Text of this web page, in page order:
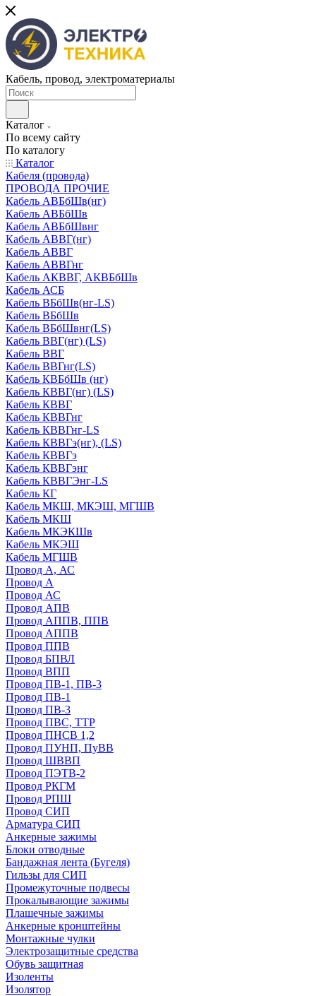
Кабель, провод, электроматериалы
Каталог
По всему сайту
По каталогу
Каталог
Кабеля (провода)
ПРОВОДА ПРОЧИЕ
Кабель АВБбШв(нг)
Кабель АВБбШв
Кабель АВБбШвнг
Кабель АВВГ(нг)
Кабель АВВГ
Кабель АВВГнг
Кабель АКВВГ, АКВБбШв
Кабель АСБ
Кабель ВБбШв(нг-LS)
Кабель ВБбШв
Кабель ВБбШвнг(LS)
Кабель ВВГ(нг) (LS)
Кабель ВВГ
Кабель ВВГнг(LS)
Кабель КВБбШв (нг)
Кабель КВВГ(нг) (LS)
Кабель КВВГ
Кабель КВВГнг
Кабель КВВГнг-LS
Кабель КВВГэ(нг), (LS)
Кабель КВВГэ
Кабель КВВГэнг
Кабель КВВГЭнг-LS
Кабель КГ
Кабель МКШ, МКЭШ, МГШВ
Кабель МКШ
Кабель МКЭКШв
Кабель МКЭШ
Кабель МГШВ
Провод А, АС
Провод А
Провод АС
Провод АПВ
Провод АППВ, ППВ
Провод АППВ
Провод ППВ
Провод БПВЛ
Провод ВПП
Провод ПВ-1, ПВ-3
Провод ПВ-1
Провод ПВ-3
Провод ПВС, ТТР
Провод ПНСВ 1,2
Провод ПУНП, ПуВВ
Провод ШВВП
Провод ПЭТВ-2
Провод РКГМ
Провод РПШ
Провод СИП
Арматура СИП
Анкерные зажимы
Блоки отводные
Бандажная лента (Бугеля)
Гильзы для СИП
Промежуточные подвесы
Прокалывающие зажимы
Плашечные зажимы
Анкерные кронштейны
Монтажные чулки
Электрозащитные средства
Обувь защитная
Изоленты
Изолятор